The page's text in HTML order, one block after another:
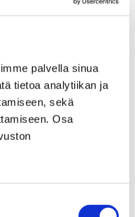
palvella sinua
tietoa analytiikan ja
sekä
Osa
lahjoitetuista